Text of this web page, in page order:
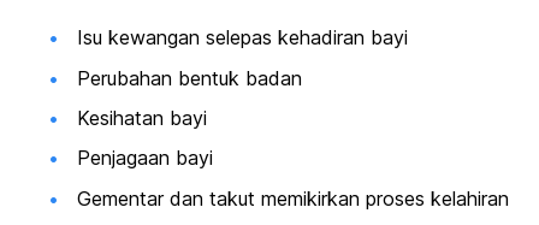
Isu kewangan selepas kehadiran bayi
Perubahan bentuk badan
Kesihatan bayi
Penjagaan bayi
Gementar dan takut memikirkan proses kelahiran